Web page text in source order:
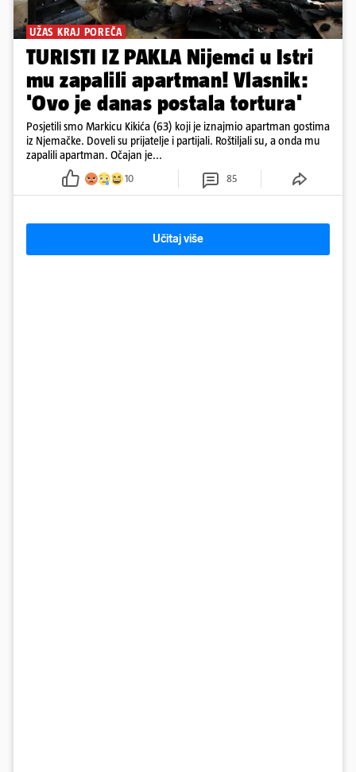
UŽAS KRAJ POREČA
TURISTI IZ PAKLA Nijemci u Istri
mu zapalili apartman! Vlasnik:
'Ovo je danas postala tortura'
Posjetili smo Markicu Kikića (63) koji je iznajmio apartman gostima
iz Njemačke. Doveli su prijatelje i partijali. Roštiljali su, a onda mu
zapalili apartman. Očajan je...
10 85
Učitaj više